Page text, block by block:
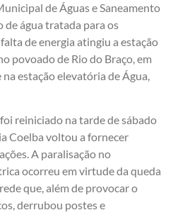
de Águas e Saneamento
de água tratada para os
de energia atingiu a estação
povoado de Rio do Braço, em
estação elevatória de Água,
reiniciado na tarde de sábado
Coelba voltou a fornecer
A paralisação no
ocorreu em virtude da queda
que, além de provocar o
derrubou postes e